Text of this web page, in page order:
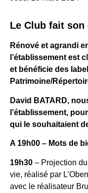
Le Club fait son
Rénové et agrandi
l’établissement est
et bénéficie des
Patrimoine/
David BATARD,
l’établissement,
qui le souhaitaient
A 19h00 – Mots de
19h30 – Projection
vie, réalisé par
avec le réalisateur